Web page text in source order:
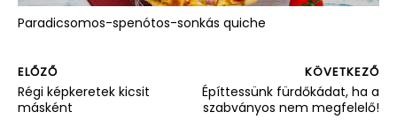
Paradicsomos-spenótos-sonkás quiche
KÖVETKEZŐ
Építtessünk fürdőkádat, ha a
szabványos nem megfelelő!
ELŐZŐ
Régi képkeretek kicsit
másként